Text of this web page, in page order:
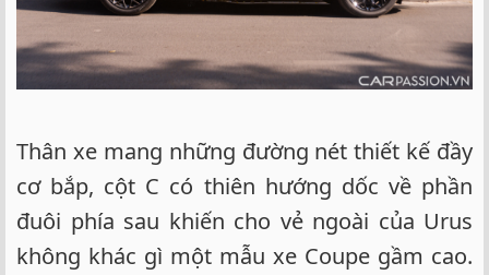
Thân xe mang những đường nét thiết kế đầy
cơ bắp, cột C có thiên hướng dốc về phần
đuôi phía sau khiến cho vẻ ngoài của Urus
không khác gì một mẫu xe Coupe gầm cao.